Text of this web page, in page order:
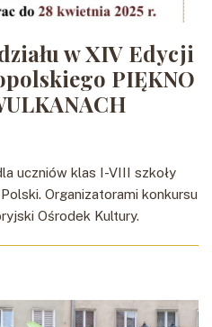
w XIV Edycji
PIĘKNO
uczniów klas I-VIII szkoły
Organizatorami konkursu
Ośrodek Kultury.